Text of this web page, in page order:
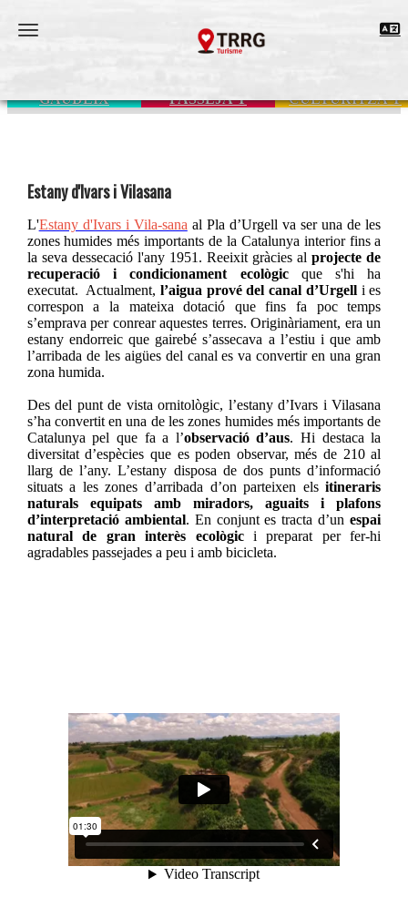
Toggle navigation
GAUDEIX PASSEJA'T CULTURITZA'T
Estany d'Ivars i Vilasana
L'Estany d'Ivars i Vila-sana al Pla d’Urgell va ser una de les
zones humides més importants de la Catalunya interior fins a
la seva dessecació l'any 1951. Reeixit gràcies al projecte de
recuperació i condicionament ecològic que s'hi ha
executat. Actualment, l’aigua prové del canal d’Urgelli es
correspon a la mateixa dotació que fins fa poc temps
s’emprava per conrear aquestes terres. Originàriament, era un
estany endorreic que gairebé s’assecava a l’estiu i que amb
l’arribada de les aigües del canal es va convertir en una gran
zona humida.
Des del punt de vista ornitològic, l’estany d’Ivars i Vilasana
s’ha convertit en una de les zones humides més importants de
Catalunya pel que fa a l’observació d’aus. Hi destaca la
diversitat d’espècies que es poden observar, més de 210 al
llarg de l’any. L’estany disposa de dos punts d’informació
situats a les zones d’arribada d’on parteixen elsitineraris
naturals equipats amb miradors, aguaits i plafons
d’interpretació ambiental. En conjunt es tracta d’unespai
natural de gran interès ecològici preparat per fer-hi
agradables passejades a peu i amb bicicleta.